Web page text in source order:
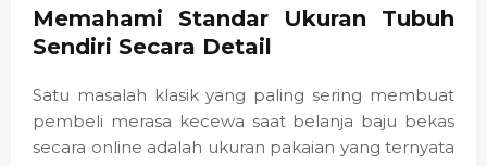
Memahami Standar Ukuran Tubuh
Sendiri Secara Detail
Satu masalah klasik yang paling sering membuat
pembeli merasa kecewa saat belanja baju bekas
secara online adalah ukuran pakaian yang ternyata